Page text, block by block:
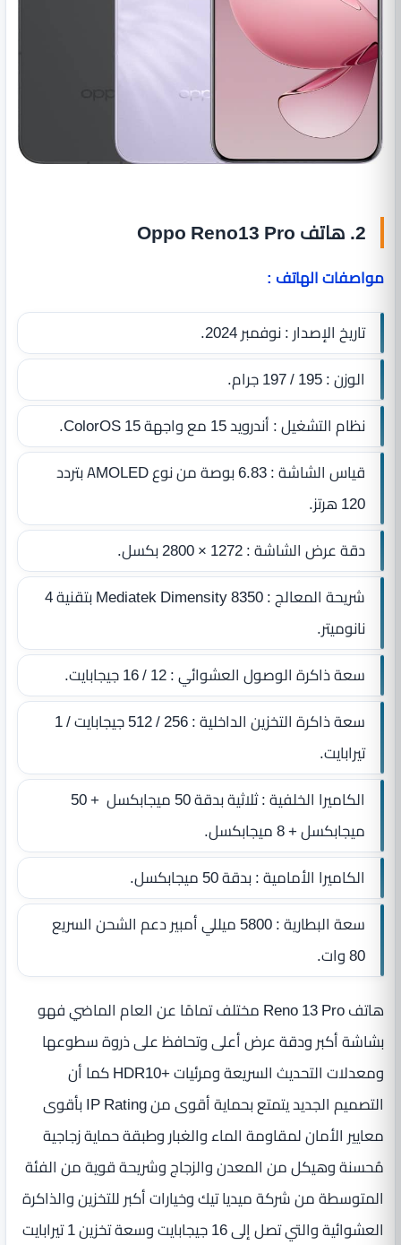
2. هاتف Oppo Reno13 Pro
مواصفات الهاتف :
تاريخ الإصدار : نوفمبر 2024.
الوزن : 195 / 197 جرام.
نظام التشغيل : أندرويد 15 مع واجهة ColorOS 15.
قياس الشاشة : 6.83 بوصة من نوع AMOLED بتردد
120 هرتز.
دقة عرض الشاشة : 1272 × 2800 بكسل.
شريحة المعالج : Mediatek Dimensity 8350 بتقنية 4
نانوميتر.
سعة ذاكرة الوصول العشوائي : 12 / 16 جيجابايت.
سعة ذاكرة التخزين الداخلية : 256 / 512 جيجابايت / 1
تيرابايت.
الكاميرا الخلفية : ثلاثية بدقة 50 ميجابكسل + 50
ميجابكسل + 8 ميجابكسل.
الكاميرا الأمامية : بدقة 50 ميجابكسل.
سعة البطارية : 5800 ميللي أمبير دعم الشحن السريع
80 وات.
هاتف Reno 13 Pro مختلف تمامًا عن العام الماضي فهو
بشاشة أكبر ودقة عرض أعلى وتحافظ على ذروة سطوعها
ومعدلات التحديث السريعة ومرئيات +HDR10 كما أن
التصميم الجديد يتمتع بحماية أقوى من IP Rating بأقوى
معايير الأمان لمقاومة الماء والغبار وطبقة حماية زجاجية
مُحسنة وهيكل من المعدن والزجاج وشريحة قوية من الفئة
المتوسطة من شركة ميديا تيك وخيارات أكبر للتخزين والذاكرة
العشوائية والتي تصل إلى 16 جيجابايت وسعة تخزين 1 تيرابايت